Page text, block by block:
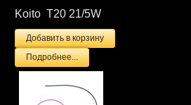
Koito T20 21/5W
Подробнее...